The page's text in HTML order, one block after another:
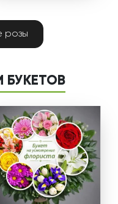
розы
БУКЕТОВ